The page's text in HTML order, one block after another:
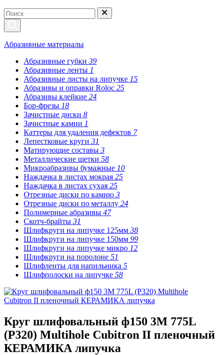
Абразивные материалы
Абразивные губки 39
Абразивные ленты 1
Абразивные листы на липучке 15
Абразивы и оправки Roloc 25
Абразивы клейкие 24
Бор-фрезы 18
Зачистные диски 8
Зачистные камни 1
Каттеры для удаления дефектов 7
Лепестковые круги 31
Матирующие составы 3
Металлические щетки 58
Микроабразивы бумажные 10
Наждачка в листах мокрая 25
Наждачка в листах сухая 25
Отрезные диски по камню 3
Отрезные диски по металлу 24
Полимерные абразивы 47
Скотч-брайты 31
Шлифкруги на липучке 125мм 38
Шлифкруги на липучке 150мм 99
Шлифкруги на липучке микро 12
Шлифкруги на поролоне 51
Шлифленты для напильника 5
Шлифполоски на липучке 58
Круг шлифовальный ф150 3M 775L
(Р320) Multihole Cubitron II пленочный
КЕРАМИКА липучка